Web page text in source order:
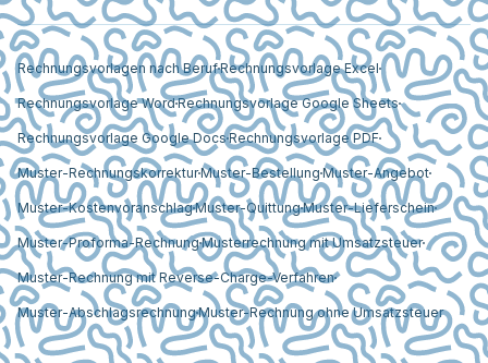
Rechnungsvorlagen nach BerufRechnungsvorlage Excel
Rechnungsvorlage WordRechnungsvorlage Google Sheets
Rechnungsvorlage Google Docs Rechnungsvorlage PDF
Muster-RechnungskorrekturMuster-Bestellung Muster-Angebot
Muster-KostenvoranschlagMuster-QuittungMuster-Lieferschein
Muster-Proforma-RechnungMusterrechnung mit Umsatzsteuer
Muster-Rechnung mit Reverse-Charge-Verfahren
Muster-AbschlagsrechnungMuster-Rechnung ohne Umsatzsteuer